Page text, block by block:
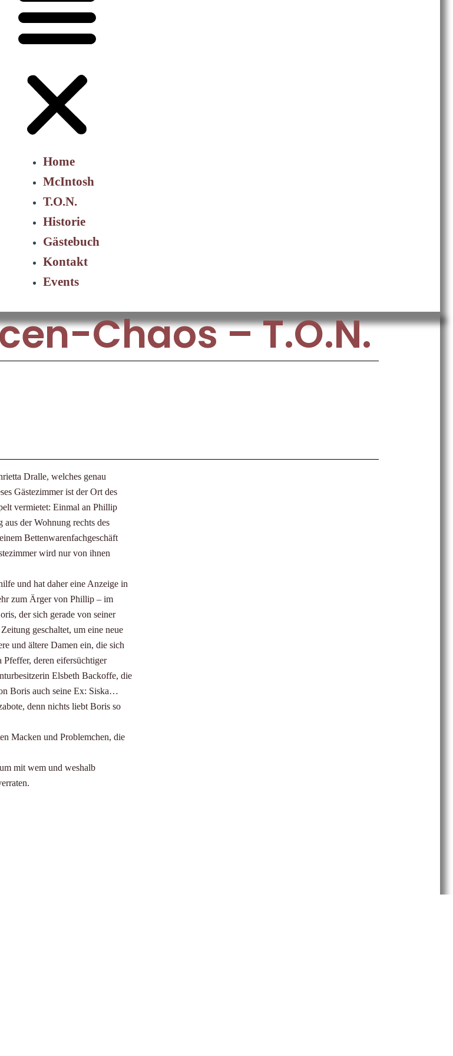
Home
McIntosh
T.O.N.
Historie
Gästebuch
Kontakt
Events
Chaos – T.O.N.
Dralle, welches genau
Gästezimmer ist der Ort des
vermietet: Einmal an Phillip
der Wohnung rechts des
Bettenwarenfachgeschäft
wird nur von ihnen
und hat daher eine Anzeige in
zum Ärger von Phillip – im
der sich gerade von seiner
geschaltet, um eine neue
und ältere Damen ein, die sich
Pfeffer, deren eifersüchtiger
Elsbeth Backoffe, die
Boris auch seine Ex: Siska…
denn nichts liebt Boris so
Macken und Problemchen, die
mit wem und weshalb